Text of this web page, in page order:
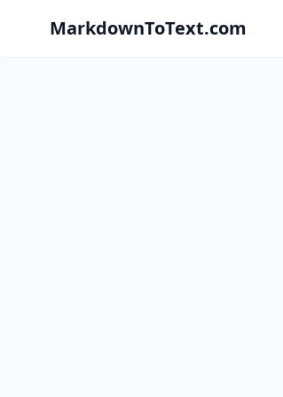
MarkdownToText.com